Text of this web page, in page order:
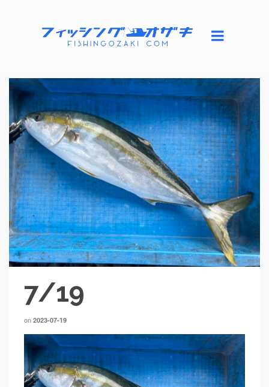
7/19
on 2023-07-19